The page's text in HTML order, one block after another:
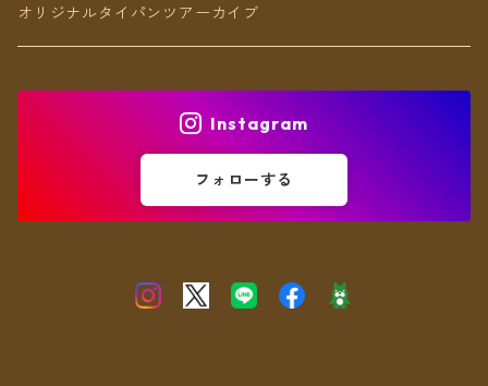
アンクレット
オリジナルタイパンツアーカイブ
Instagram
フォローする